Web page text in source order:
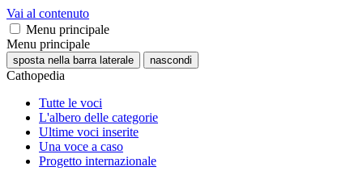
Vai al contenuto
Menu principale
Menu principale
sposta nella barra laterale nascondi
Cathopedia
Tutte le voci
L'albero delle categorie
Ultime voci inserite
Una voce a caso
Progetto internazionale